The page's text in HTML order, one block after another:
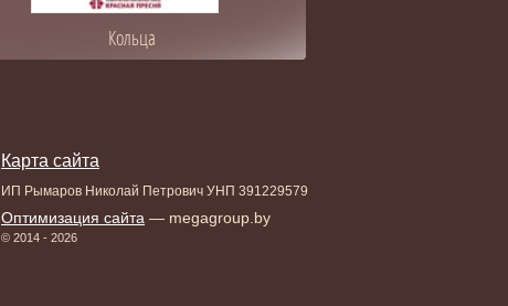
Кольца
© 2014 - 2026
Оптимизация сайта — megagroup.by
ИП Рымаров Николай Петрович УНП 391229579
Карта сайта